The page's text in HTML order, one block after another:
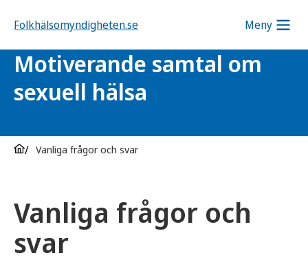
Folkhälsomyndigheten.se Meny
Motiverande samtal om
sexuell hälsa
Vanliga frågor och svar
Vanliga frågor och
svar